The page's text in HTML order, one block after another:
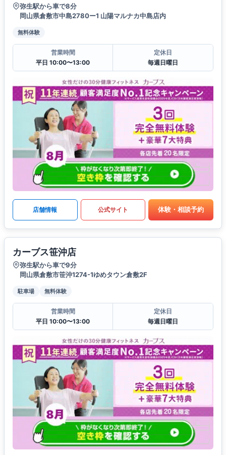
弥生駅から車で8分
岡山県倉敷市中島2780ー1 山陽マルナカ中島店内
無料体験
営業時間
平日 10:00〜13:00
定休日
毎週日曜日
店舗情報 公式サイト 体験・相談予約
カーブス笹沖店
弥生駅から車で9分
岡山県倉敷市笹沖1274-1ゆめタウン倉敷2F
駐車場 無料体験
営業時間
平日 10:00〜13:00
定休日
毎週日曜日